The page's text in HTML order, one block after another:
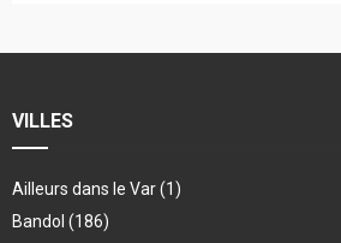
VILLES
Ailleurs dans le Var(1)
Bandol (186)